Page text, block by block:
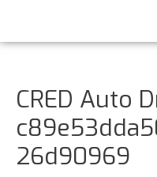
CRED Auto
26d90969